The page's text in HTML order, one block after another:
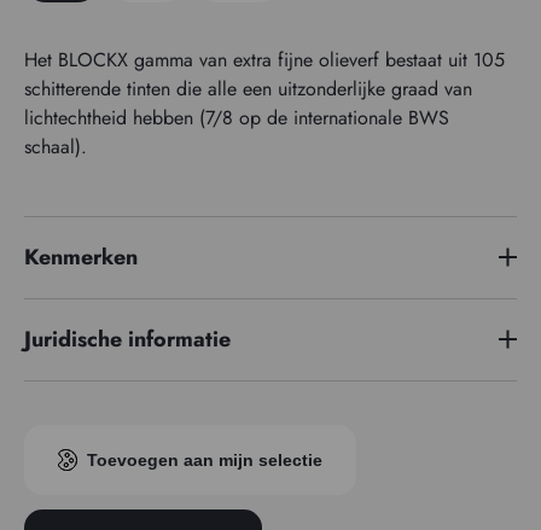
Het BLOCKX gamma van extra fijne olieverf bestaat uit 105
schitterende tinten die alle een uitzonderlijke graad van
lichtechtheid hebben (7/8 op de internationale BWS
schaal).
Kenmerken
Prijzenreeks
Juridische informatie
Toevoegen aan mijn selectie